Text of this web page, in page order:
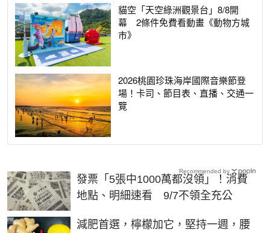
貓空「天空綠洲觀景台」8/8開
幕 2條件免費看動畫《動物方城
市》
2026桃園珍珠海岸國際音樂節登
場！卡司、節目表、直播、交通一
覽
發票「5張中1000萬都沒領」！消費
地點、明細速看 9/7不領全充公
減肥首選，檸檬加它，堅持一週，腰
PR
Recommended by